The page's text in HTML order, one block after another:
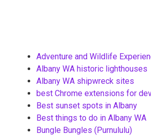
Adventure and Wildlife
Albany WA historic lighthouses
Albany WA shipwreck sites
best Chrome extensions for
Best sunset spots in Albany
Best things to do in Albany WA
Bungle Bungles (Purnululu)